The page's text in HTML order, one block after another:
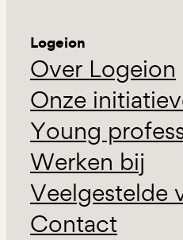
Logeion
Over Logeion
Onze
Young
Werken bij
Veelgestelde
Contact